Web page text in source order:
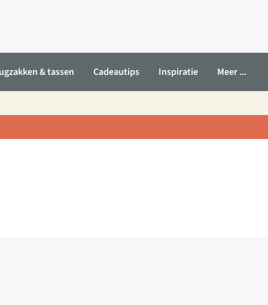
& tassen Cadeautips Inspiratie Meer ...